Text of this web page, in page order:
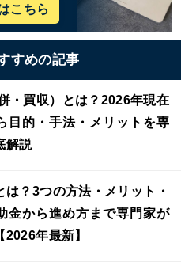
こちら
すめの記事
・買収）とは？2026年現在
目的・手法・メリットを専
解説
は？3つの方法・メリット・
金から進め方まで専門家が
2026年最新】